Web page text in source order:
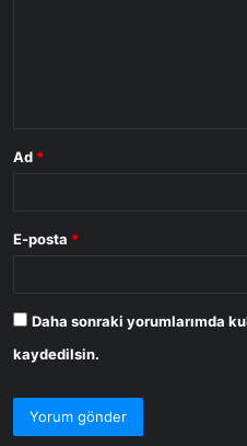
Ad *
E-posta *
Daha sonraki yorumlarımda
kaydedilsin.